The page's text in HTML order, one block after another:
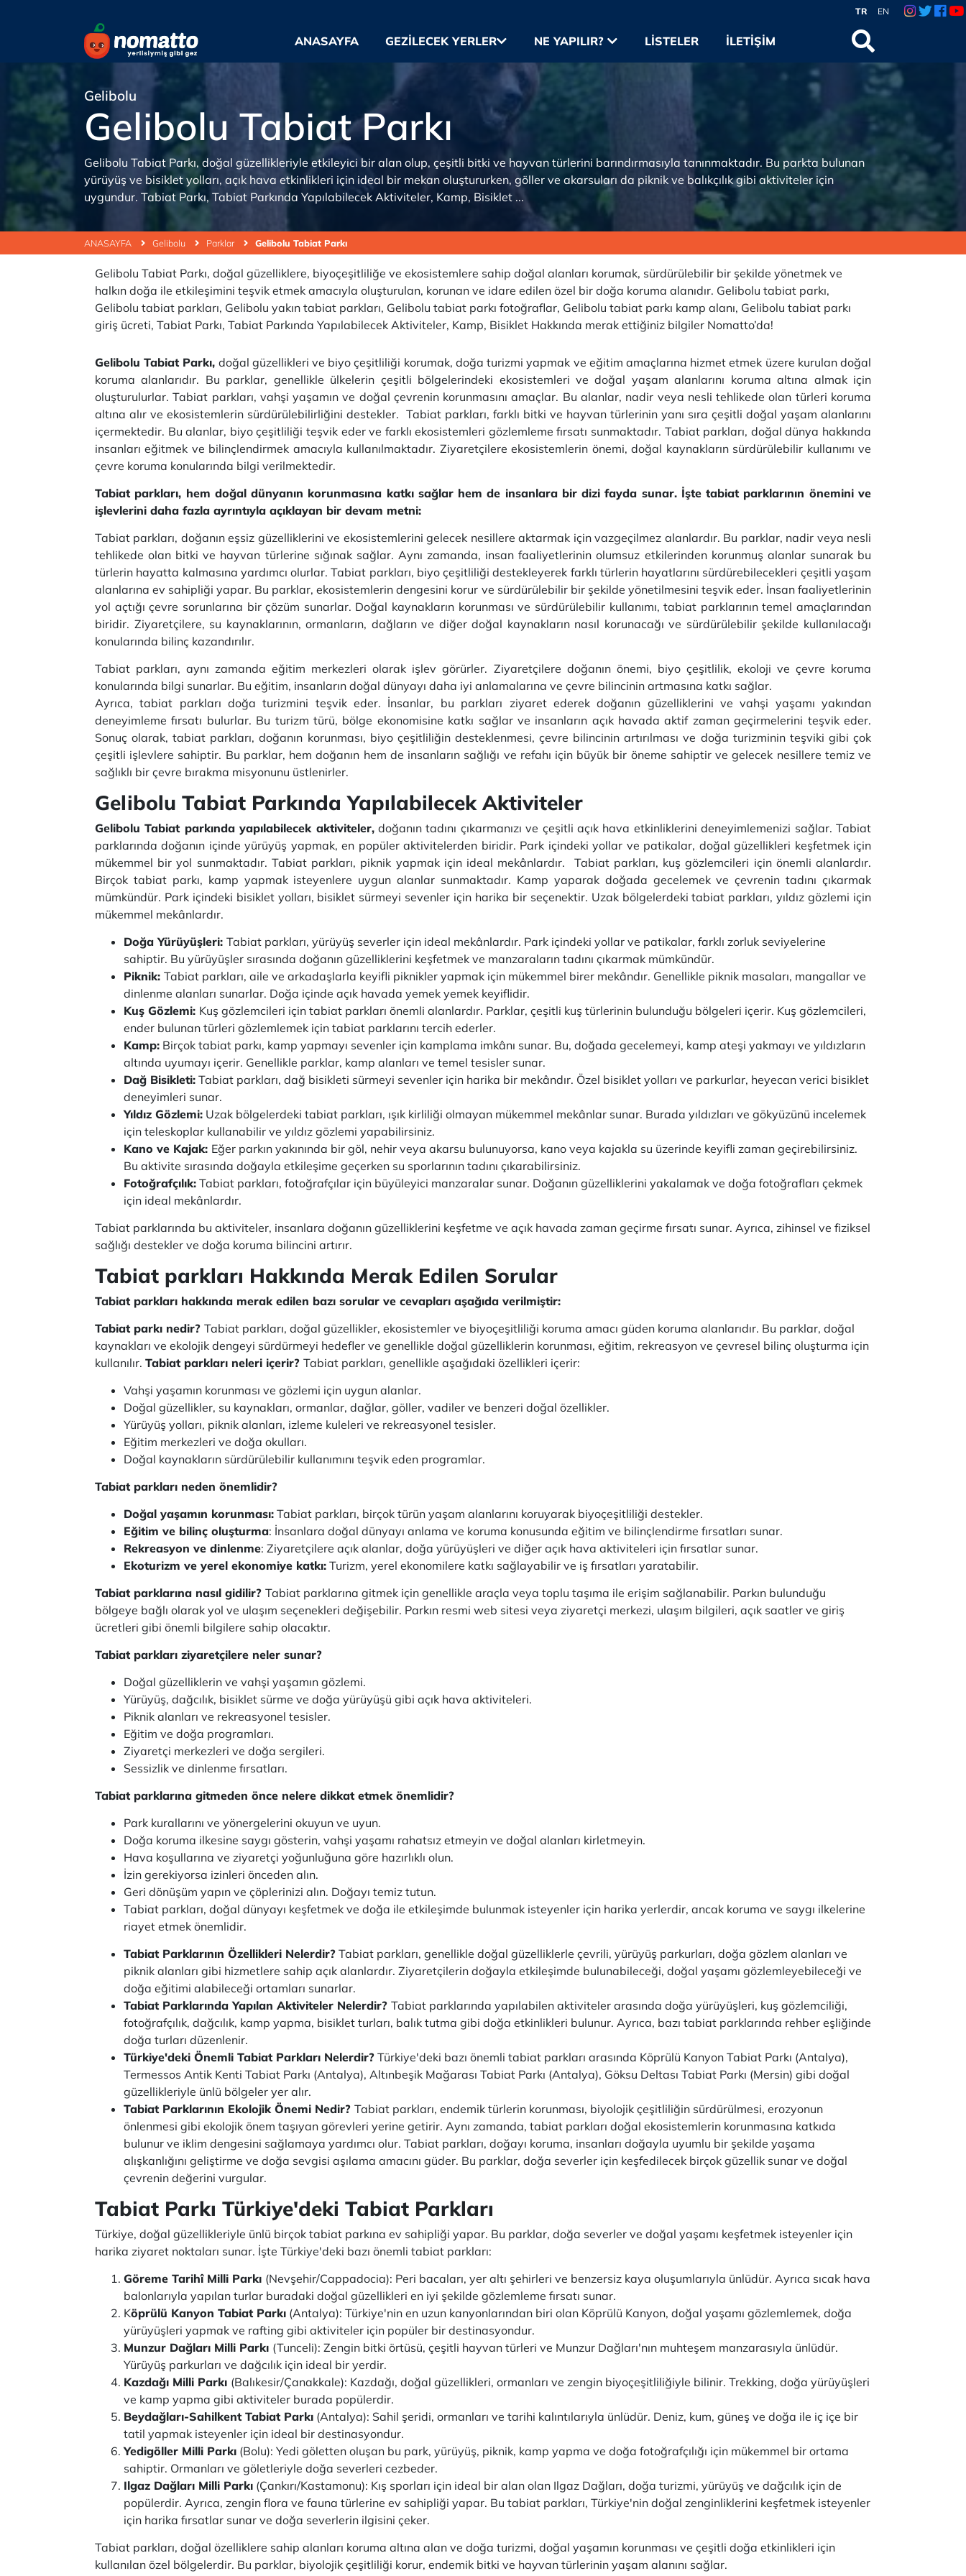
TR EN
ANASAYFA GEZILECEK YERLER NE YAPILIR? LISTELER İLETIŞIM
ANASAYFA Gelibolu Parklar Gelibolu Tabiat Parkı
Gelibolu
Gelibolu Tabiat Parkı
Gelibolu Tabiat Parkı, doğal güzellikleriyle etkileyici bir alan olup, çeşitli bitki ve hayvan türlerini barındırmasıyla tanınmaktadır. Bu parkta bulunan
yürüyüş ve bisiklet yolları, açık hava etkinlikleri için ideal bir mekan oluştururken, göller ve akarsuları da piknik ve balıkçılık gibi aktiviteler için
uygundur. Tabiat Parkı, Tabiat Parkında Yapılabilecek Aktiviteler, Kamp, Bisiklet ...
Gelibolu Tabiat Parkı, doğal güzelliklere, biyoçeşitliliğe ve ekosistemlere sahip doğal alanları korumak, sürdürülebilir bir şekilde yönetmek ve
halkın doğa ile etkileşimini teşvik etmek amacıyla oluşturulan, korunan ve idare edilen özel bir doğa koruma alanıdır. Gelibolu tabiat parkı,
Gelibolu tabiat parkları, Gelibolu yakın tabiat parkları, Gelibolu tabiat parkı fotoğraflar, Gelibolu tabiat parkı kamp alanı, Gelibolu tabiat parkı
giriş ücreti, Tabiat Parkı, Tabiat Parkında Yapılabilecek Aktiviteler, Kamp, Bisiklet Hakkında merak ettiğiniz bilgiler Nomatto’da!
Gelibolu Tabiat Parkı, doğal güzellikleri ve biyo çeşitliliği korumak, doğa turizmi yapmak ve eğitim amaçlarına hizmet etmek üzere kurulan doğal
koruma alanlarıdır. Bu parklar, genellikle ülkelerin çeşitli bölgelerindeki ekosistemleri ve doğal yaşam alanlarını koruma altına almak için
oluşturulurlar. Tabiat parkları, vahşi yaşamın ve doğal çevrenin korunmasını amaçlar. Bu alanlar, nadir veya nesli tehlikede olan türleri koruma
altına alır ve ekosistemlerin sürdürülebilirliğini destekler. Tabiat parkları, farklı bitki ve hayvan türlerinin yanı sıra çeşitli doğal yaşam alanlarını
içermektedir. Bu alanlar, biyo çeşitliliği teşvik eder ve farklı ekosistemleri gözlemleme fırsatı sunmaktadır. Tabiat parkları, doğal dünya hakkında
insanları eğitmek ve bilinçlendirmek amacıyla kullanılmaktadır. Ziyaretçilere ekosistemlerin önemi, doğal kaynakların sürdürülebilir kullanımı ve
çevre koruma konularında bilgi verilmektedir.
Tabiat parkları, hem doğal dünyanın korunmasına katkı sağlar hem de insanlara bir dizi fayda sunar. İşte tabiat parklarının önemini ve
işlevlerini daha fazla ayrıntıyla açıklayan bir devam metni:
Tabiat parkları, doğanın eşsiz güzelliklerini ve ekosistemlerini gelecek nesillere aktarmak için vazgeçilmez alanlardır. Bu parklar, nadir veya nesli
tehlikede olan bitki ve hayvan türlerine sığınak sağlar. Aynı zamanda, insan faaliyetlerinin olumsuz etkilerinden korunmuş alanlar sunarak bu
türlerin hayatta kalmasına yardımcı olurlar. Tabiat parkları, biyo çeşitliliği destekleyerek farklı türlerin hayatlarını sürdürebilecekleri çeşitli yaşam
alanlarına ev sahipliği yapar. Bu parklar, ekosistemlerin dengesini korur ve sürdürülebilir bir şekilde yönetilmesini teşvik eder. İnsan faaliyetlerinin
yol açtığı çevre sorunlarına bir çözüm sunarlar. Doğal kaynakların korunması ve sürdürülebilir kullanımı, tabiat parklarının temel amaçlarından
biridir. Ziyaretçilere, su kaynaklarının, ormanların, dağların ve diğer doğal kaynakların nasıl korunacağı ve sürdürülebilir şekilde kullanılacağı
konularında bilinç kazandırılır.
Tabiat parkları, aynı zamanda eğitim merkezleri olarak işlev görürler. Ziyaretçilere doğanın önemi, biyo çeşitlilik, ekoloji ve çevre koruma
konularında bilgi sunarlar. Bu eğitim, insanların doğal dünyayı daha iyi anlamalarına ve çevre bilincinin artmasına katkı sağlar.
Ayrıca, tabiat parkları doğa turizmini teşvik eder. İnsanlar, bu parkları ziyaret ederek doğanın güzelliklerini ve vahşi yaşamı yakından
deneyimleme fırsatı bulurlar. Bu turizm türü, bölge ekonomisine katkı sağlar ve insanların açık havada aktif zaman geçirmelerini teşvik eder.
Sonuç olarak, tabiat parkları, doğanın korunması, biyo çeşitliliğin desteklenmesi, çevre bilincinin artırılması ve doğa turizminin teşviki gibi çok
çeşitli işlevlere sahiptir. Bu parklar, hem doğanın hem de insanların sağlığı ve refahı için büyük bir öneme sahiptir ve gelecek nesillere temiz ve
sağlıklı bir çevre bırakma misyonunu üstlenirler.
Gelibolu Tabiat Parkında Yapılabilecek Aktiviteler
Gelibolu Tabiat parkında yapılabilecek aktiviteler,doğanın tadını çıkarmanızı ve çeşitli açık hava etkinliklerini deneyimlemenizi sağlar. Tabiat
parklarında doğanın içinde yürüyüş yapmak, en popüler aktivitelerden biridir. Park içindeki yollar ve patikalar, doğal güzellikleri keşfetmek için
mükemmel bir yol sunmaktadır. Tabiat parkları, piknik yapmak için ideal mekânlardır. Tabiat parkları, kuş gözlemcileri için önemli alanlardır.
Birçok tabiat parkı, kamp yapmak isteyenlere uygun alanlar sunmaktadır. Kamp yaparak doğada gecelemek ve çevrenin tadını çıkarmak
mümkündür. Park içindeki bisiklet yolları, bisiklet sürmeyi sevenler için harika bir seçenektir. Uzak bölgelerdeki tabiat parkları, yıldız gözlemi için
mükemmel mekânlardır.
Doğa Yürüyüşleri: Tabiat parkları, yürüyüş severler için ideal mekânlardır. Park içindeki yollar ve patikalar, farklı zorluk seviyelerine
sahiptir. Bu yürüyüşler sırasında doğanın güzelliklerini keşfetmek ve manzaraların tadını çıkarmak mümkündür.
Piknik: Tabiat parkları, aile ve arkadaşlarla keyifli piknikler yapmak için mükemmel birer mekândır. Genellikle piknik masaları, mangallar ve
dinlenme alanları sunarlar. Doğa içinde açık havada yemek yemek keyiflidir.
Kuş Gözlemi: Kuş gözlemcileri için tabiat parkları önemli alanlardır. Parklar, çeşitli kuş türlerinin bulunduğu bölgeleri içerir. Kuş gözlemcileri,
ender bulunan türleri gözlemlemek için tabiat parklarını tercih ederler.
Kamp: Birçok tabiat parkı, kamp yapmayı sevenler için kamplama imkânı sunar. Bu, doğada gecelemeyi, kamp ateşi yakmayı ve yıldızların
altında uyumayı içerir. Genellikle parklar, kamp alanları ve temel tesisler sunar.
Dağ Bisikleti: Tabiat parkları, dağ bisikleti sürmeyi sevenler için harika bir mekândır. Özel bisiklet yolları ve parkurlar, heyecan verici bisiklet
deneyimleri sunar.
Yıldız Gözlemi: Uzak bölgelerdeki tabiat parkları, ışık kirliliği olmayan mükemmel mekânlar sunar. Burada yıldızları ve gökyüzünü incelemek
için teleskoplar kullanabilir ve yıldız gözlemi yapabilirsiniz.
Kano ve Kajak: Eğer parkın yakınında bir göl, nehir veya akarsu bulunuyorsa, kano veya kajakla su üzerinde keyifli zaman geçirebilirsiniz.
Bu aktivite sırasında doğayla etkileşime geçerken su sporlarının tadını çıkarabilirsiniz.
Fotoğrafçılık: Tabiat parkları, fotoğrafçılar için büyüleyici manzaralar sunar. Doğanın güzelliklerini yakalamak ve doğa fotoğrafları çekmek
için ideal mekânlardır.
Tabiat parklarında bu aktiviteler, insanlara doğanın güzelliklerini keşfetme ve açık havada zaman geçirme fırsatı sunar. Ayrıca, zihinsel ve fiziksel
sağlığı destekler ve doğa koruma bilincini artırır.
Tabiat parkları Hakkında Merak Edilen Sorular
Tabiat parkları hakkında merak edilen bazı sorular ve cevapları aşağıda verilmiştir:
Tabiat parkı nedir? Tabiat parkları, doğal güzellikler, ekosistemler ve biyoçeşitliliği koruma amacı güden koruma alanlarıdır. Bu parklar, doğal
kaynakları ve ekolojik dengeyi sürdürmeyi hedefler ve genellikle doğal güzelliklerin korunması, eğitim, rekreasyon ve çevresel bilinç oluşturma için
kullanılır. Tabiat parkları neleri içerir? Tabiat parkları, genellikle aşağıdaki özellikleri içerir:
Vahşi yaşamın korunması ve gözlemi için uygun alanlar.
Doğal güzellikler, su kaynakları, ormanlar, dağlar, göller, vadiler ve benzeri doğal özellikler.
Yürüyüş yolları, piknik alanları, izleme kuleleri ve rekreasyonel tesisler.
Eğitim merkezleri ve doğa okulları.
Doğal kaynakların sürdürülebilir kullanımını teşvik eden programlar.
Tabiat parkları neden önemlidir?
Doğal yaşamın korunması: Tabiat parkları, birçok türün yaşam alanlarını koruyarak biyoçeşitliliği destekler.
Eğitim ve bilinç oluşturma: İnsanlara doğal dünyayı anlama ve koruma konusunda eğitim ve bilinçlendirme fırsatları sunar.
Rekreasyon ve dinlenme: Ziyaretçilere açık alanlar, doğa yürüyüşleri ve diğer açık hava aktiviteleri için fırsatlar sunar.
Ekoturizm ve yerel ekonomiye katkı: Turizm, yerel ekonomilere katkı sağlayabilir ve iş fırsatları yaratabilir.
Tabiat parklarına nasıl gidilir? Tabiat parklarına gitmek için genellikle araçla veya toplu taşıma ile erişim sağlanabilir. Parkın bulunduğu
bölgeye bağlı olarak yol ve ulaşım seçenekleri değişebilir. Parkın resmi web sitesi veya ziyaretçi merkezi, ulaşım bilgileri, açık saatler ve giriş
ücretleri gibi önemli bilgilere sahip olacaktır.
Tabiat parkları ziyaretçilere neler sunar?
Doğal güzelliklerin ve vahşi yaşamın gözlemi.
Yürüyüş, dağcılık, bisiklet sürme ve doğa yürüyüşü gibi açık hava aktiviteleri.
Piknik alanları ve rekreasyonel tesisler.
Eğitim ve doğa programları.
Ziyaretçi merkezleri ve doğa sergileri.
Sessizlik ve dinlenme fırsatları.
Tabiat parklarına gitmeden önce nelere dikkat etmek önemlidir?
Park kurallarını ve yönergelerini okuyun ve uyun.
Doğa koruma ilkesine saygı gösterin, vahşi yaşamı rahatsız etmeyin ve doğal alanları kirletmeyin.
Hava koşullarına ve ziyaretçi yoğunluğuna göre hazırlıklı olun.
İzin gerekiyorsa izinleri önceden alın.
Geri dönüşüm yapın ve çöplerinizi alın. Doğayı temiz tutun.
Tabiat parkları, doğal dünyayı keşfetmek ve doğa ile etkileşimde bulunmak isteyenler için harika yerlerdir, ancak koruma ve saygı ilkelerine
riayet etmek önemlidir.
Tabiat Parklarının Özellikleri Nelerdir? Tabiat parkları, genellikle doğal güzelliklerle çevrili, yürüyüş parkurları, doğa gözlem alanları ve
piknik alanları gibi hizmetlere sahip açık alanlardır. Ziyaretçilerin doğayla etkileşimde bulunabileceği, doğal yaşamı gözlemleyebileceği ve
doğa eğitimi alabileceği ortamları sunarlar.
Tabiat Parklarında Yapılan Aktiviteler Nelerdir? Tabiat parklarında yapılabilen aktiviteler arasında doğa yürüyüşleri, kuş gözlemciliği,
fotoğrafçılık, dağcılık, kamp yapma, bisiklet turları, balık tutma gibi doğa etkinlikleri bulunur. Ayrıca, bazı tabiat parklarında rehber eşliğinde
doğa turları düzenlenir.
Türkiye'deki Önemli Tabiat Parkları Nelerdir? Türkiye'deki bazı önemli tabiat parkları arasında Köprülü Kanyon Tabiat Parkı (Antalya),
Termessos Antik Kenti Tabiat Parkı (Antalya), Altınbeşik Mağarası Tabiat Parkı (Antalya), Göksu Deltası Tabiat Parkı (Mersin) gibi doğal
güzellikleriyle ünlü bölgeler yer alır.
Tabiat Parklarının Ekolojik Önemi Nedir? Tabiat parkları, endemik türlerin korunması, biyolojik çeşitliliğin sürdürülmesi, erozyonun
önlenmesi gibi ekolojik önem taşıyan görevleri yerine getirir. Aynı zamanda, tabiat parkları doğal ekosistemlerin korunmasına katkıda
bulunur ve iklim dengesini sağlamaya yardımcı olur. Tabiat parkları, doğayı koruma, insanları doğayla uyumlu bir şekilde yaşama
alışkanlığını geliştirme ve doğa sevgisi aşılama amacını güder. Bu parklar, doğa severler için keşfedilecek birçok güzellik sunar ve doğal
çevrenin değerini vurgular.
Tabiat Parkı Türkiye'deki Tabiat Parkları
Türkiye, doğal güzellikleriyle ünlü birçok tabiat parkına ev sahipliği yapar. Bu parklar, doğa severler ve doğal yaşamı keşfetmek isteyenler için
harika ziyaret noktaları sunar. İşte Türkiye'deki bazı önemli tabiat parkları:
Göreme Tarihî Milli Parkı (Nevşehir/Cappadocia): Peri bacaları, yer altı şehirleri ve benzersiz kaya oluşumlarıyla ünlüdür. Ayrıca sıcak hava
balonlarıyla yapılan turlar buradaki doğal güzellikleri en iyi şekilde gözlemleme fırsatı sunar.
Köprülü Kanyon Tabiat Parkı (Antalya): Türkiye'nin en uzun kanyonlarından biri olan Köprülü Kanyon, doğal yaşamı gözlemlemek, doğa
yürüyüşleri yapmak ve rafting gibi aktiviteler için popüler bir destinasyondur.
Munzur Dağları Milli Parkı (Tunceli): Zengin bitki örtüsü, çeşitli hayvan türleri ve Munzur Dağları'nın muhteşem manzarasıyla ünlüdür.
Yürüyüş parkurları ve dağcılık için ideal bir yerdir.
Kazdağı Milli Parkı (Balıkesir/Çanakkale): Kazdağı, doğal güzellikleri, ormanları ve zengin biyoçeşitliliğiyle bilinir. Trekking, doğa yürüyüşleri
ve kamp yapma gibi aktiviteler burada popülerdir.
Beydağları-Sahilkent Tabiat Parkı (Antalya): Sahil şeridi, ormanları ve tarihi kalıntılarıyla ünlüdür. Deniz, kum, güneş ve doğa ile iç içe bir
tatil yapmak isteyenler için ideal bir destinasyondur.
Yedigöller Milli Parkı (Bolu): Yedi göletten oluşan bu park, yürüyüş, piknik, kamp yapma ve doğa fotoğrafçılığı için mükemmel bir ortama
sahiptir. Ormanları ve göletleriyle doğa severleri cezbeder.
Ilgaz Dağları Milli Parkı (Çankırı/Kastamonu): Kış sporları için ideal bir alan olan Ilgaz Dağları, doğa turizmi, yürüyüş ve dağcılık için de
popülerdir. Ayrıca, zengin flora ve fauna türlerine ev sahipliği yapar. Bu tabiat parkları, Türkiye'nin doğal zenginliklerini keşfetmek isteyenler
için harika fırsatlar sunar ve doğa severlerin ilgisini çeker.
Tabiat parkları, doğal özelliklere sahip alanları koruma altına alan ve doğa turizmi, doğal yaşamın korunması ve çeşitli doğa etkinlikleri için
kullanılan özel bölgelerdir. Bu parklar, biyolojik çeşitliliği korur, endemik bitki ve hayvan türlerinin yaşam alanını sağlar.